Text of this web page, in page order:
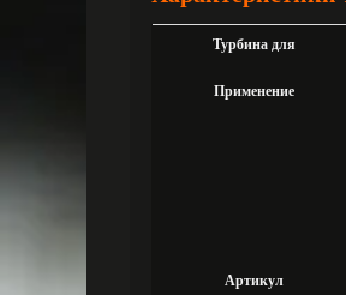
Турбина для
Применение
Артикул